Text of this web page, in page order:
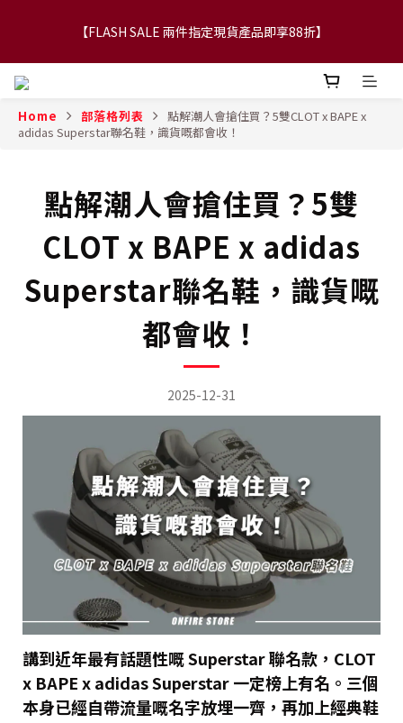
【FLASH SALE 兩件指定現貨產品即享88折】
【FLASH SALE 兩件指定現貨產品即享88折】
WTAPS|NEIGHBORHOOD|DESCENDAT 快閃減價貨品6折起 ! 2件
【FLASH SALE 兩件指定現貨產品即享88折】
Home 部落格列表
點解潮人會搶住買？5雙CLOT x BAPE x
adidas Superstar聯名鞋，識貨嘅都會收！
點解潮人會搶住買？5雙
CLOT x BAPE x adidas
Superstar聯名鞋，識貨嘅
都會收！
2025-12-31
講到近年最有話題性嘅 Superstar 聯名款，CLOT
x BAPE x adidas Superstar 一定榜上有名。三個
本身已經自帶流量嘅名字放埋一齊，再加上經典鞋